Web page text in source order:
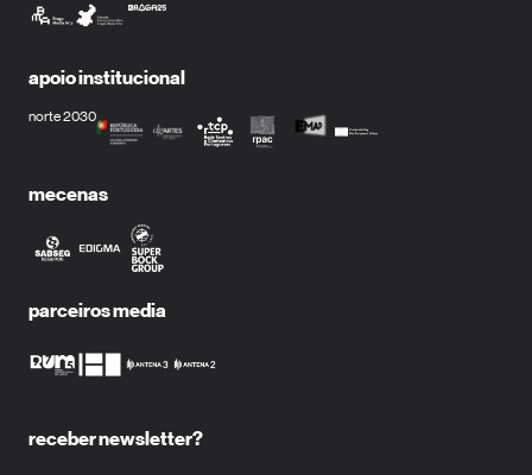
apoio institucional
norte 2030
mecenas
parceiros media
receber newsletter?